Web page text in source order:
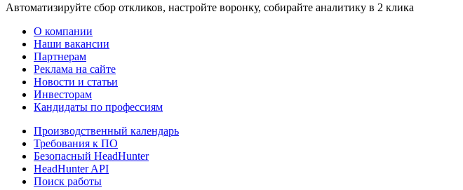
Автоматизируйте сбор откликов, настройте воронку, собирайте аналитику в 2 клика
О компании
Наши вакансии
Партнерам
Реклама на сайте
Новости и статьи
Инвесторам
Кандидаты по профессиям
Производственный календарь
Требования к ПО
Безопасный HeadHunter
HeadHunter API
Поиск работы